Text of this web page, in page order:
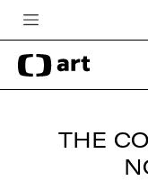
Česká televize
Zpravodajství
THE